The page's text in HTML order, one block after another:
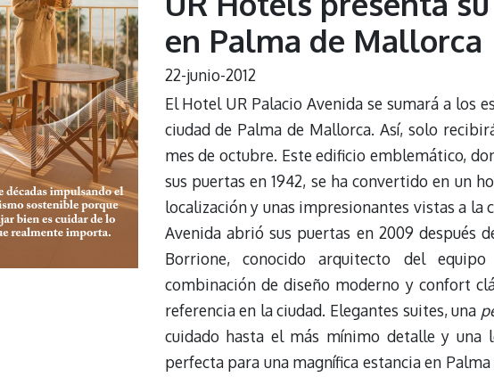
en Palma de Mallorca
22-junio-2012
El Hotel UR Palacio Avenida se sumará a los
ciudad de Palma de Mallorca. Así, solo
mes de octubre. Este edificio emblemático,
sus puertas en 1942, se ha convertido en un
localización y unas impresionantes vistas a la
Avenida abrió sus puertas en 2009 después
Borrione, conocido arquitecto del
combinación de diseño moderno y confort
referencia en la ciudad. Elegantes suites, una
cuidado hasta el más mínimo detalle y una
perfecta para una magnífica estancia en